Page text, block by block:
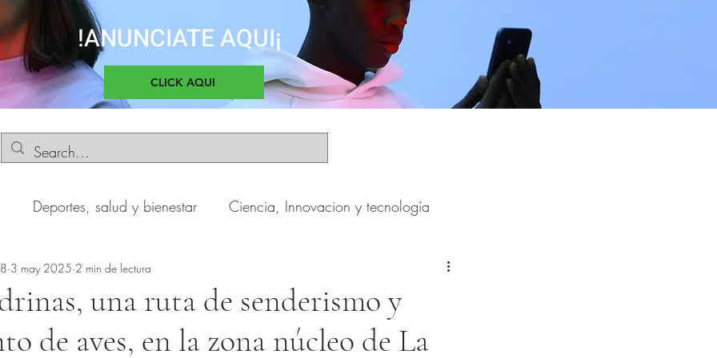
!ANUNCIATE AQUI¡
CLICK AQUI
Deportes, salud y bienestar Ciencia, Innovacion y tecnología
Negocios y Emprendimientos Cultura, sociedad y entretenimiento
Automóviles Novedades
una ruta de senderismo y
de aves, en la zona núcleo de La
3 may 2025 2 min de lectura